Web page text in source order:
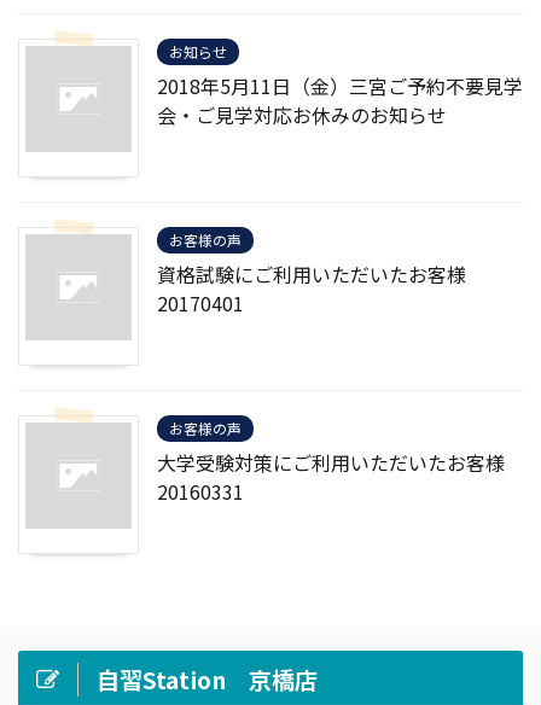
お知らせ
2018年5月11日（金）三宮ご予約不要見学
会・ご見学対応お休みのお知らせ
お客様の声
資格試験にご利用いただいたお客様
20170401
お客様の声
大学受験対策にご利用いただいたお客様
20160331
自習Station 京橋店